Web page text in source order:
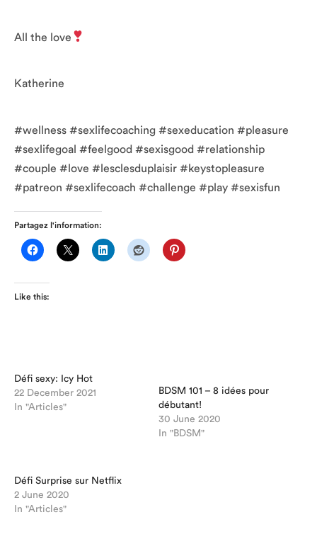
All the love
Katherine
#wellness #sexlifecoaching #sexeducation #pleasure
#sexlifegoal #feelgood #sexisgood #relationship
#couple #love #lesclesduplaisir #keystopleasure
#patreon #sexlifecoach #challenge #play #sexisfun
Partagez l'information:
Like this:
Défi sexy: Icy Hot
22 December 2021
In "Articles"
BDSM 101 – 8 idées pour
débutant!
30 June 2020
In "BDSM"
Défi Surprise sur Netflix
2 June 2020
In "Articles"